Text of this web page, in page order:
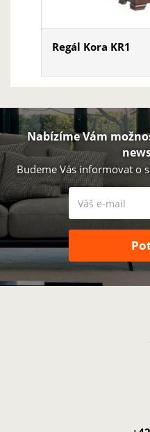
Regál Kora KR1
Nabízíme Vám
Budeme Vás informovat o